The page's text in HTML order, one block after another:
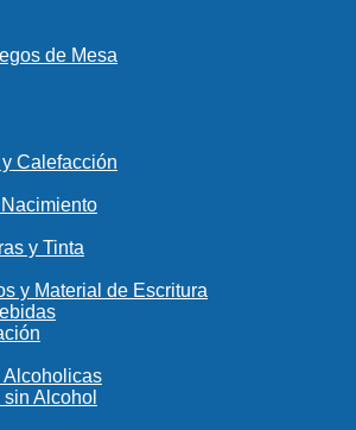
de Mesa
Calefacción
y Tinta
y Material de Escritura
Alcoholicas
Alcohol